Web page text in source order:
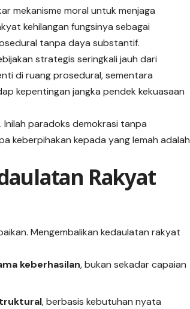
mekanisme moral untuk menjaga
kehilangan fungsinya sebagai
tanpa daya substantif.
strategis seringkali jauh dari
di ruang prosedural, sementara
kepentingan jangka pendek kekuasaan
paradoks demokrasi tanpa
keberpihakan kepada yang lemah adalah
Rakyat
Mengembalikan kedaulatan rakyat
keberhasilan, bukan sekadar capaian
, berbasis kebutuhan nyata